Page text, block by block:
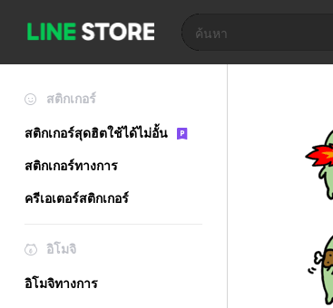
สติกเกอร์
สติกเกอร์สุดฮิตใช้ได้ไม่อั้น
สติกเกอร์ทางการ
ครีเอเตอร์สติกเกอร์
อิโมจิ
อิโมจิทางการ